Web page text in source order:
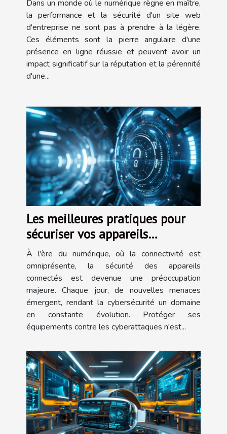
Dans un monde où le numérique règne en maître,
la performance et la sécurité d'un site web
d'entreprise ne sont pas à prendre à la légère.
Ces éléments sont la pierre angulaire d'une
présence en ligne réussie et peuvent avoir un
impact significatif sur la réputation et la pérennité
d'une...
Les meilleures pratiques pour
sécuriser vos appareils
connectés contre les
cyberattaques
À l'ère du numérique, où la connectivité est
omniprésente, la sécurité des appareils
connectés est devenue une préoccupation
majeure. Chaque jour, de nouvelles menaces
émergent, rendant la cybersécurité un domaine
en constante évolution. Protéger ses
équipements contre les cyberattaques n'est...